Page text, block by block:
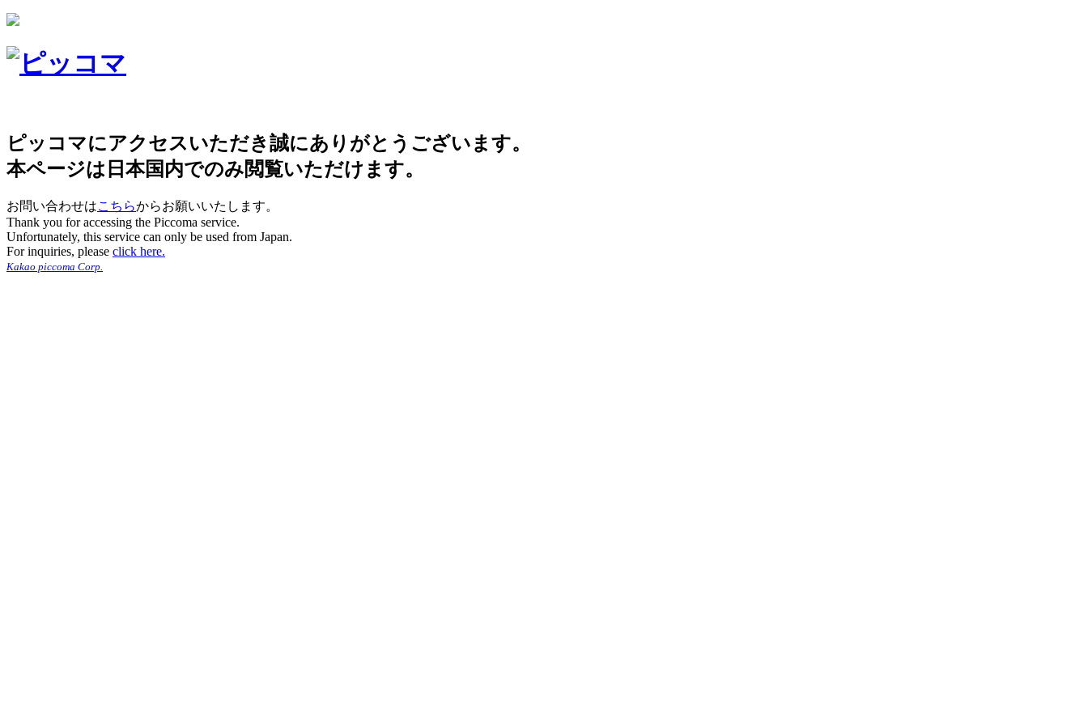
ピッコマにアクセスいただき誠にありがとうございます。
本ページは日本国内でのみ閲覧いただけます。
お問い合わせはこちらからお願いいたします。
Thank you for accessing the Piccoma service.
Unfortunately, this service can only be used from Japan.
For inquiries, please click here.
Kakao piccoma Corp.